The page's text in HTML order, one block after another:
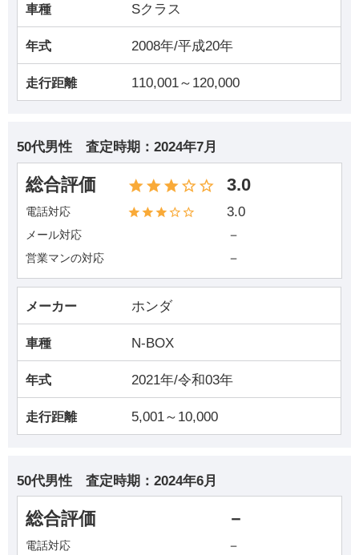
車種 Sクラス
年式 2008年/平成20年
走行距離 110,001～120,000
50代男性 査定時期： 2024年7月
総合評価 3.0
電話対応 3.0
メール対応 －
営業マンの対応 －
メーカー ホンダ
車種 N-BOX
年式 2021年/令和03年
走行距離 5,001～10,000
50代男性 査定時期： 2024年6月
総合評価 －
電話対応 －